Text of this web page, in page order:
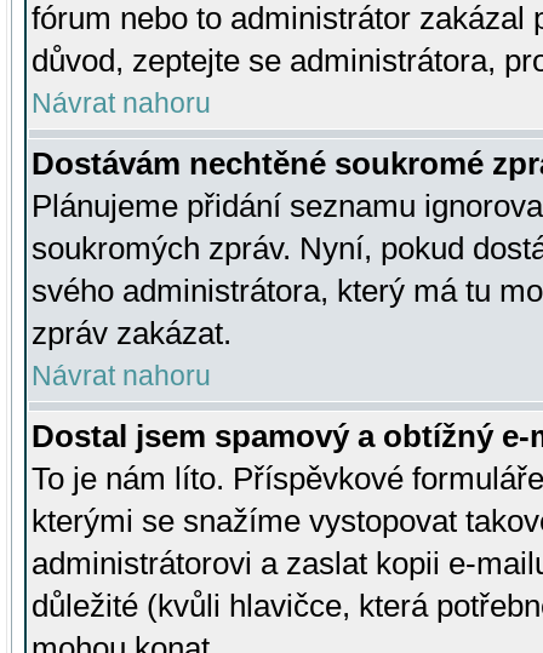
fórum nebo to administrátor zakázal
důvod, zeptejte se administrátora,
Návrat nahoru
Dostávám nechtěné soukromé
Plánujeme přidání seznamu
soukromých zpráv. Nyní, pokud
svého administrátora, který má tu
zpráv zakázat.
Návrat nahoru
Dostal jsem spamový a obtížný
To je nám líto. Příspěvkové
kterými se snažíme vystopovat
administrátorovi a zaslat kopii e-
důležité (kvůli hlavičce, která